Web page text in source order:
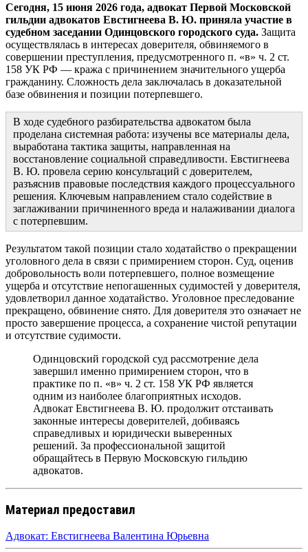
Сегодня, 15 июня 2026 года, адвокат Первой Московской
гильдии адвокатов Евстигнеева В. Ю. приняла участие в
судебном заседании Одинцовского городского суда. Защита
осуществлялась в интересах доверителя, обвиняемого в
совершении преступления, предусмотренного п. «в» ч. 2 ст.
158 УК РФ — кража с причинением значительного ущерба
гражданину. Сложность дела заключалась в доказательной
базе обвинения и позиции потерпевшего.
В ходе судебного разбирательства адвокатом была
проделана системная работа: изучены все материалы дела,
выработана тактика защиты, направленная на
восстановление социальной справедливости. Евстигнеева
В. Ю. провела серию консультаций с доверителем,
разъяснив правовые последствия каждого процессуального
решения. Ключевым направлением стало содействие в
заглаживании причиненного вреда и налаживании диалога
с потерпевшим.
Результатом такой позиции стало ходатайство о прекращении
уголовного дела в связи с примирением сторон. Суд, оценив
добровольность воли потерпевшего, полное возмещение
ущерба и отсутствие непогашенных судимостей у доверителя,
удовлетворил данное ходатайство. Уголовное преследование
прекращено, обвинение снято. Для доверителя это означает не
просто завершение процесса, а сохранение чистой репутации
и отсутствие судимости.
Одинцовский городской суд рассмотрение дела
завершил именно примирением сторон, что в
практике по п. «в» ч. 2 ст. 158 УК РФ является
одним из наиболее благоприятных исходов.
Адвокат Евстигнеева В. Ю. продолжит отстаивать
законные интересы доверителей, добиваясь
справедливых и юридически выверенных
решений. За профессиональной защитой
обращайтесь в Первую Московскую гильдию
адвокатов.
Материал предоставил
Адвокат: Евстигнеева Валентина Юрьевна